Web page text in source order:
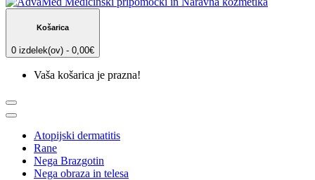
Košarica
0 izdelek(ov) - 0,00€
Vaša košarica je prazna!
Atopijski dermatitis
Rane
Nega Brazgotin
Nega obraza in telesa